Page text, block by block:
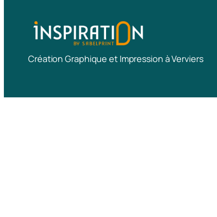
Création Graphique et Impression à Verviers